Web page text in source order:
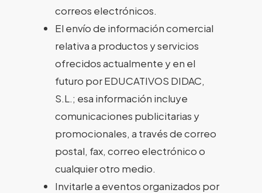
correos electrónicos.
El envío de información comercial
relativa a productos y servicios
ofrecidos actualmente y en el
futuro por EDUCATIVOS DIDAC,
S.L.; esa información incluye
comunicaciones publicitarias y
promocionales, a través de correo
postal, fax, correo electrónico o
cualquier otro medio.
Invitarle a eventos organizados por